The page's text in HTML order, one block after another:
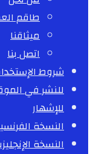
طاقم
ميثاقنا
اتصل بنا
شروط
للنشر في
للإشهار
النسخة
النسخة